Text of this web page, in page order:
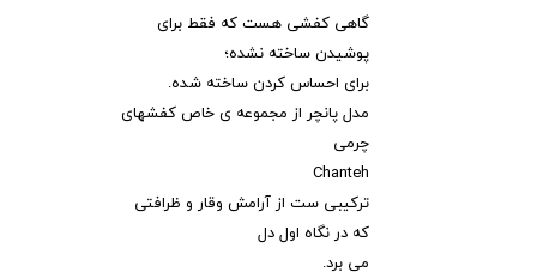
گاهی کفشی هست که فقط برای
پوشیدن ساخته نشده؛
برای احساس کردن ساخته شده.
مدل پانچر از مجموعه ی خاص کفشهای
چرمی
Chanteh
ترکیبی ست از آرامش وقار و ظرافتی
که در نگاه اول دل
می برد.